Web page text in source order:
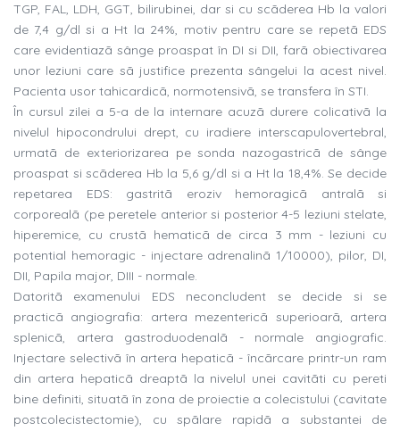
TGP, FAL, LDH, GGT, bilirubinei, dar si cu scãderea Hb la valori
de 7,4 g/dl si a Ht la 24%, motiv pentru care se repetã EDS
care evidentiazã sânge proaspat în DI si DII, farã obiectivarea
unor leziuni care sã justifice prezenta sângelui la acest nivel.
Pacienta usor tahicardicã, normotensivã, se transfera în STI.
În cursul zilei a 5-a de la internare acuzã durere colicativã la
nivelul hipocondrului drept, cu iradiere interscapulovertebral,
urmatã de exteriorizarea pe sonda nazogastricã de sânge
proaspat si scãderea Hb la 5,6 g/dl si a Ht la 18,4%. Se decide
repetarea EDS: gastritã eroziv hemoragicã antralã si
corporealã (pe peretele anterior si posterior 4-5 leziuni stelate,
hiperemice, cu crustã hematicã de circa 3 mm - leziuni cu
potential hemoragic - injectare adrenalinã 1/10000), pilor, DI,
DII, Papila major, DIII - normale.
Datoritã examenului EDS neconcludent se decide si se
practicã angiografia: artera mezentericã superioarã, artera
splenicã, artera gastroduodenalã - normale angiografic.
Injectare selectivã în artera hepaticã - încãrcare printr-un ram
din artera hepaticã dreaptã la nivelul unei cavitãti cu pereti
bine definiti, situatã în zona de proiectie a colecistului (cavitate
postcolecistectomie), cu spãlare rapidã a substantei de